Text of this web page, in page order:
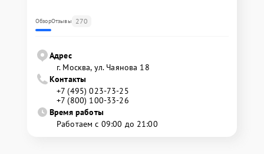
ОбзорОтзывы 270
Адрес
г. Москва, ул. Чаянова 18
Контакты
+7 (495) 023-73-25
+7 (800) 100-33-26
Время работы
Работаем с 09:00 до 21:00